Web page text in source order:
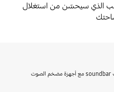
الذي سيحسّن من استغلال
قد لا تتوافق بعض طرازات جهاز الصوت soundbar مع أجهزة مضخم الصوت